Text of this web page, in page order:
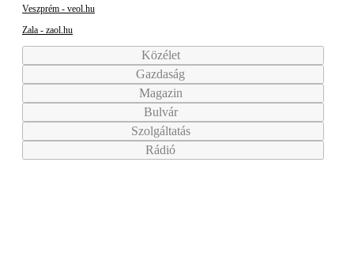
Veszprém - veol.hu
Zala - zaol.hu
Közélet
Gazdaság
Magazin
Bulvár
Szolgáltatás
Rádió